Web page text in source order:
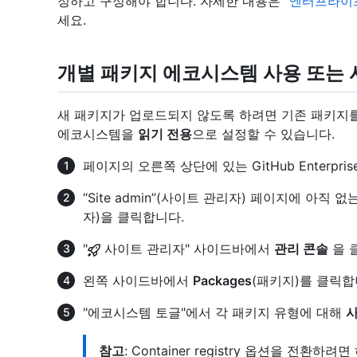
세요.
개별 패키지 에코시스템 사용 또는
새 패키지가 업로드되지 않도록 하려면 기존 패키
에코시스템을 읽기 전용으로 설정할 수 있습니다.
페이지의 오른쪽 상단에 있는 GitHub
“Site admin”(사이트 관리자) 페이지에 아직 없
자)을 클릭합니다.
"
사이트 관리자" 사이드바에서 관리 콘솔 을
왼쪽 사이드바에서 Packages(패키지)를 클릭
"에코시스템 토글"에서 각 패키지 유형에 대해
참고: Container registry 옵션을 전환하려면